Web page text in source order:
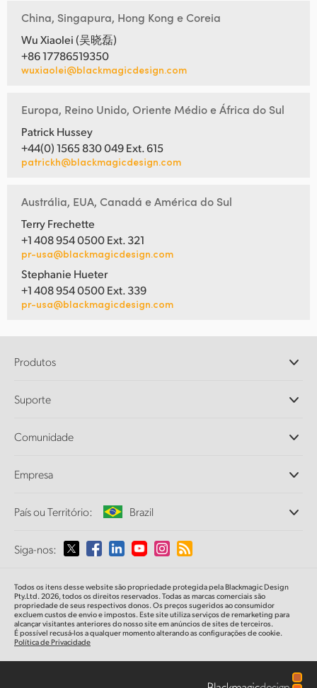
China, Singapura, Hong Kong e Coreia
Wu Xiaolei (吴晓磊)
+86 17786519350
wuxiaolei@blackmagicdesign.com
Europa, Reino Unido, Oriente Médio e África do Sul
Patrick Hussey
+44(0) 1565 830 049 Ext. 615
patrickh@blackmagicdesign.com
Austrália, EUA, Canadá e América do Sul
Terry Frechette
+1 408 954 0500 Ext. 321
pr-usa@blackmagicdesign.com
Stephanie Hueter
+1 408 954 0500 Ext. 339
pr-usa@blackmagicdesign.com
Produtos
DaVinci Resolve e Fusion
Ultimatte
Captura e Reprodução
Conversão de Padrões
Monitoramento
Armazenamento em Rede
Roteamento e Distribuição
Streaming e Codificação
Suporte
Central de Suporte Técnico
Comunidade
Empresa
Sobre a Blackmagic Design
Imprensa
País ou Território: Brazil
Selecione seu país ou território
Australia
Austria
Siga-nos:
Todos os itens desse website são propriedade protegida pela Blackmagic Design
Pty.Ltd. 2026, todos os direitos reservados. Todas as marcas comerciais são
propriedade de seus respectivos donos. Os preços sugeridos ao consumidor
excluem custos de envio e impostos. Este site utiliza serviços de remarketing para
alcançar visitantes anteriores do nosso site em anúncios de sites de terceiros.
É possível recusá-los a qualquer momento alterando as configurações de cookie.
Política de Privacidade